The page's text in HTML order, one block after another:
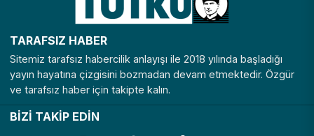
TARAFSIZ HABER
Sitemiz tarafsız habercilik anlayışı ile 2018 yılında başladığı
yayın hayatına çizgisini bozmadan devam etmektedir. Özgür
ve tarafsız haber için takipte kalın.
BİZİ TAKİP EDİN